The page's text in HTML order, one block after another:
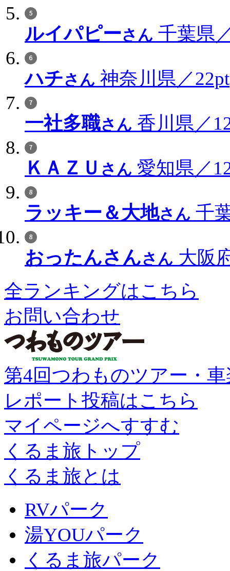
ルイパピーさん 千葉県
ハチさん 神奈川県／22pt
一社多職さん 香川県／
ＫＡＺＵ さん 愛知県／
ラッキー＆大地さん 千
おったんさんさん 大阪
全ランキングはこちら
お問い合わせ
第4回つわものツアー・
レポート投稿はこちら
マイページへすすむ
くるま旅トップ
くるま旅とは
RVパーク
湯YOUパーク
くるま旅パーク